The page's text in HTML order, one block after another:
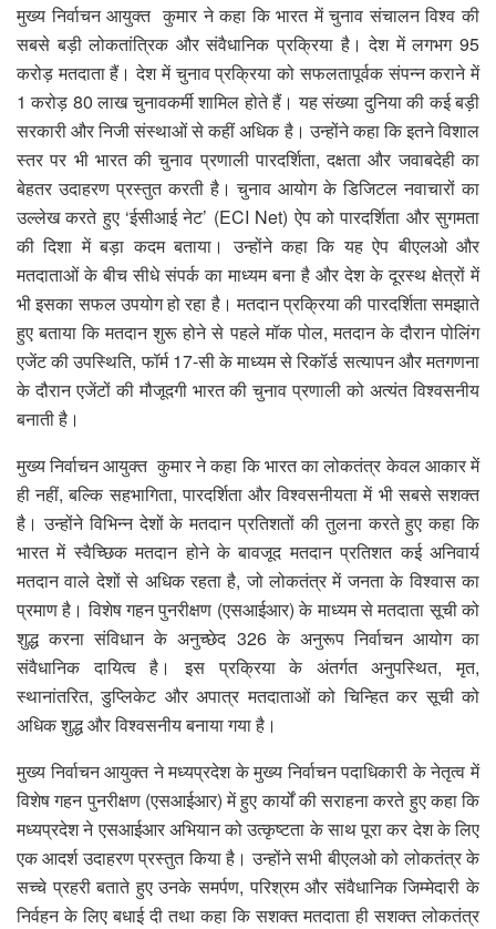
मुख्य निर्वाचन आयुक्त कुमार ने कहा कि भारत में चुनाव संचालन विश्व की
सबसे बड़ी लोकतांत्रिक और संवैधानिक प्रक्रिया है। देश में लगभग 95
करोड़ मतदाता हैं। देश में चुनाव प्रक्रिया को सफलतापूर्वक संपन्न कराने में
1 करोड़ 80 लाख चुनावकर्मी शामिल होते हैं। यह संख्या दुनिया की कई बड़ी
सरकारी और निजी संस्थाओं से कहीं अधिक है। उन्होंने कहा कि इतने विशाल
स्तर पर भी भारत की चुनाव प्रणाली पारदर्शिता, दक्षता और जवाबदेही का
बेहतर उदाहरण प्रस्तुत करती है। चुनाव आयोग के डिजिटल नवाचारों का
उल्लेख करते हुए ‘ईसीआई नेट’ (ECI Net) ऐप को पारदर्शिता और सुगमता
की दिशा में बड़ा कदम बताया। उन्होंने कहा कि यह ऐप बीएलओ और
मतदाताओं के बीच सीधे संपर्क का माध्यम बना है और देश के दूरस्थ क्षेत्रों में
भी इसका सफल उपयोग हो रहा है। मतदान प्रक्रिया की पारदर्शिता समझाते
हुए बताया कि मतदान शुरू होने से पहले मॉक पोल, मतदान के दौरान पोलिंग
एजेंट की उपस्थिति, फॉर्म 17-सी के माध्यम से रिकॉर्ड सत्यापन और मतगणना
के दौरान एजेंटों की मौजूदगी भारत की चुनाव प्रणाली को अत्यंत विश्वसनीय
बनाती है।
मुख्य निर्वाचन आयुक्त कुमार ने कहा कि भारत का लोकतंत्र केवल आकार में
ही नहीं, बल्कि सहभागिता, पारदर्शिता और विश्वसनीयता में भी सबसे सशक्त
है। उन्होंने विभिन्न देशों के मतदान प्रतिशतों की तुलना करते हुए कहा कि
भारत में स्वैच्छिक मतदान होने के बावजूद मतदान प्रतिशत कई अनिवार्य
मतदान वाले देशों से अधिक रहता है, जो लोकतंत्र में जनता के विश्वास का
प्रमाण है। विशेष गहन पुनरीक्षण (एसआईआर) के माध्यम से मतदाता सूची को
शुद्ध करना संविधान के अनुच्छेद 326 के अनुरूप निर्वाचन आयोग का
संवैधानिक दायित्व है। इस प्रक्रिया के अंतर्गत अनुपस्थित, मृत,
स्थानांतरित, डुप्लिकेट और अपात्र मतदाताओं को चिन्हित कर सूची को
अधिक शुद्ध और विश्वसनीय बनाया गया है।
मुख्य निर्वाचन आयुक्त ने मध्यप्रदेश के मुख्य निर्वाचन पदाधिकारी के नेतृत्व में
विशेष गहन पुनरीक्षण (एसआईआर) में हुए कार्यों की सराहना करते हुए कहा कि
मध्यप्रदेश ने एसआईआर अभियान को उत्कृष्टता के साथ पूरा कर देश के लिए
एक आदर्श उदाहरण प्रस्तुत किया है। उन्होंने सभी बीएलओ को लोकतंत्र के
सच्चे प्रहरी बताते हुए उनके समर्पण, परिश्रम और संवैधानिक जिम्मेदारी के
निर्वहन के लिए बधाई दी तथा कहा कि सशक्त मतदाता ही सशक्त लोकतंत्र